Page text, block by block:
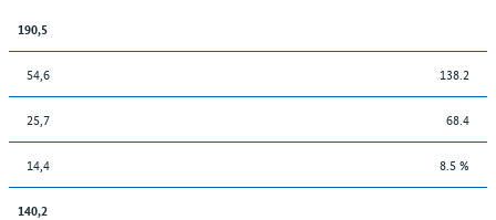
190,5
54,6 138.2
25,7 68.4
14,4 8.5 %
140,2